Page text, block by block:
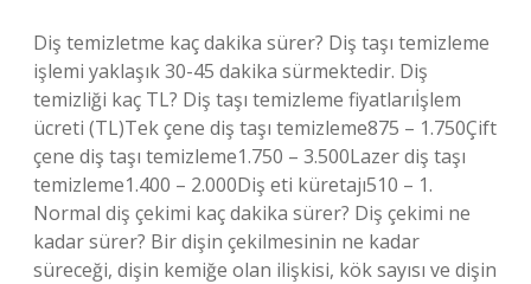
Diş temizletme kaç dakika sürer? Diş taşı temizleme
işlemi yaklaşık 30-45 dakika sürmektedir. Diş
temizliği kaç TL? Diş taşı temizleme fiyatlarıİşlem
ücreti (TL)Tek çene diş taşı temizleme875 – 1.750Çift
çene diş taşı temizleme1.750 – 3.500Lazer diş taşı
temizleme1.400 – 2.000Diş eti küretajı510 – 1.
Normal diş çekimi kaç dakika sürer? Diş çekimi ne
kadar sürer? Bir dişin çekilmesinin ne kadar
süreceği, dişin kemiğe olan ilişkisi, kök sayısı ve dişin